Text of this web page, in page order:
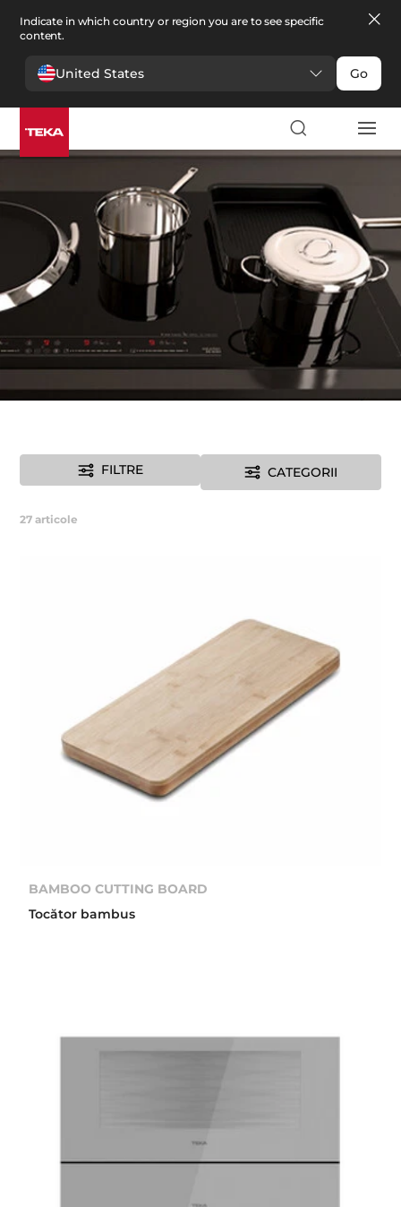
Indicate in which country or region you are to see specific
content.
United States Go
Bucătărie >Accesorii Bucătărie
Accesorii Bucătărie
FILTRE CATEGORII
27 articole
BAMBOO CUTTING BOARD
Tocător bambus